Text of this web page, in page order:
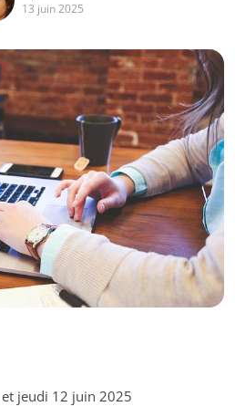
13 juin 2025
jeudi 12 juin 2025